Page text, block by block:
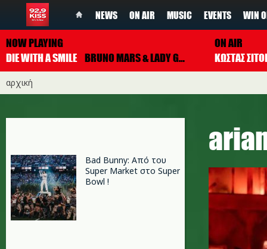
NEWS ON AIR MUSIC EVENTS WIN
NOW PLAYING
DIE WITH A SMILE BRUNO MARS & LADY GAGA
ON AIR
ΚΩΣΤΑΣ
αρχική
Bad Bunny: Από του
Super Market στο Super
Bowl !